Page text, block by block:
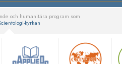
och humanitära program som
kyrkan